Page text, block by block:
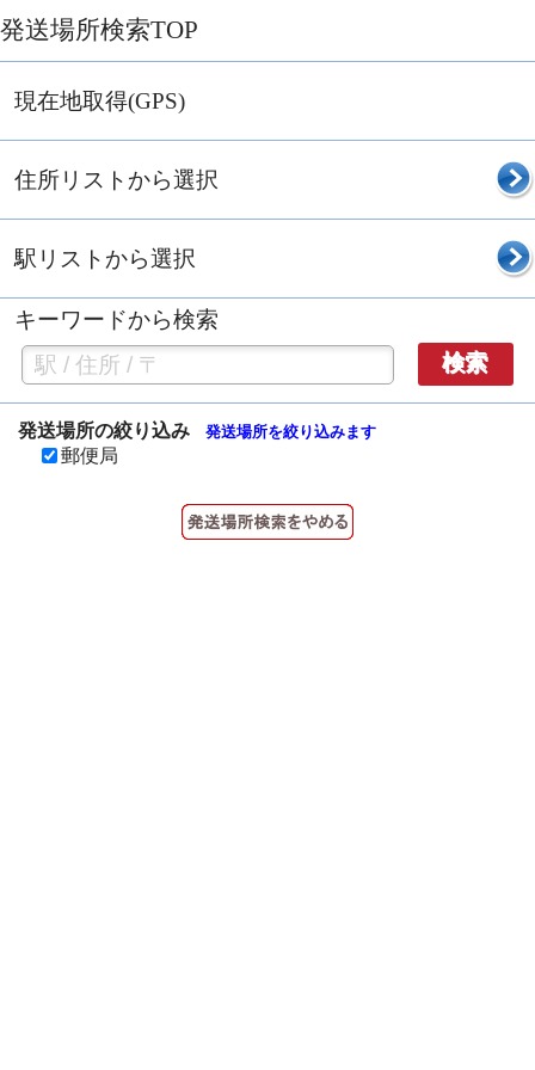
発送場所検索TOP
現在地取得(GPS)
住所リストから選択
駅リストから選択
キーワードから検索
検索
発送場所の絞り込み 発送場所を絞り込みます
郵便局